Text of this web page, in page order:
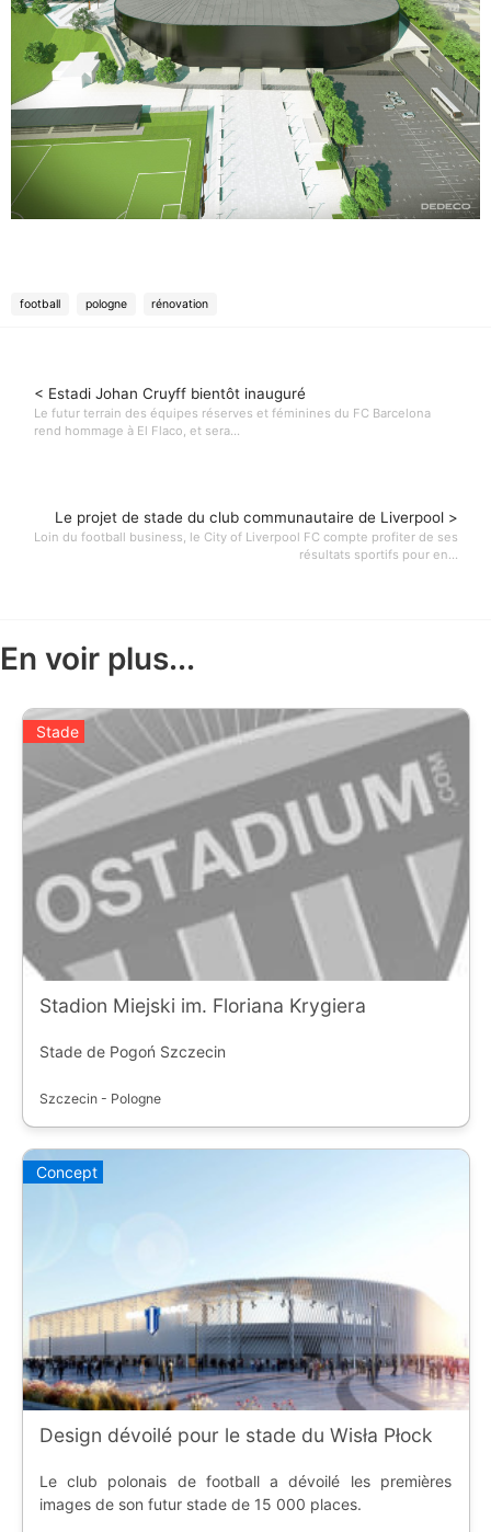
football pologne rénovation
< Estadi Johan Cruyff bientôt inauguré
Le futur terrain des équipes réserves et féminines du FC Barcelona
rend hommage à El Flaco, et sera...
Le projet de stade du club communautaire de Liverpool >
Loin du football business, le City of Liverpool FC compte profiter de ses
résultats sportifs pour en...
En voir plus...
Stade
Stadion Miejski im. Floriana Krygiera
Stade de Pogoń Szczecin
Szczecin - Pologne
Concept
Design dévoilé pour le stade du Wisła Płock
Le club polonais de football a dévoilé les premières
images de son futur stade de 15 000 places.